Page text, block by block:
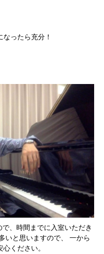
ったら充分！
、時間までに入室いただき
いと思いますので、 一から
ください。